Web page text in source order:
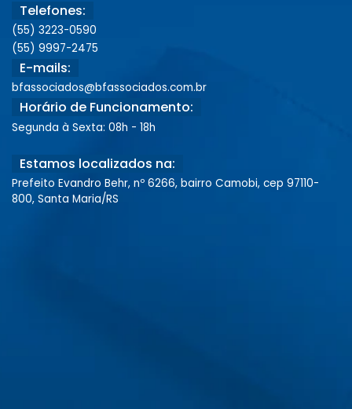
Telefones:
(55) 3223-0590
(55) 9997-2475
E-mails:
bfassociados@bfassociados.com.br
Horário de Funcionamento:
Segunda à Sexta: 08h - 18h
Estamos localizados na:
Prefeito Evandro Behr, nº 6266, bairro Camobi, cep 97110-
800, Santa Maria/RS